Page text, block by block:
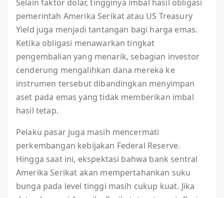
Selain faktor dolar, tingginya imbal hasil obligasi
pemerintah Amerika Serikat atau US Treasury
Yield juga menjadi tantangan bagi harga emas.
Ketika obligasi menawarkan tingkat
pengembalian yang menarik, sebagian investor
cenderung mengalihkan dana mereka ke
instrumen tersebut dibandingkan menyimpan
aset pada emas yang tidak memberikan imbal
hasil tetap.
Pelaku pasar juga masih mencermati
perkembangan kebijakan Federal Reserve.
Hingga saat ini, ekspektasi bahwa bank sentral
Amerika Serikat akan mempertahankan suku
bunga pada level tinggi masih cukup kuat. Jika